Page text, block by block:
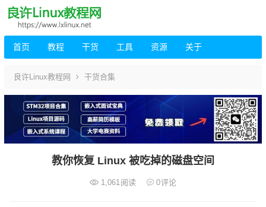
首页 教程 干货 工具 资源 关于
良许Linux教程网 干货合集
教你恢复 Linux 被吃掉的磁盘空间
1,061 阅读 0评论